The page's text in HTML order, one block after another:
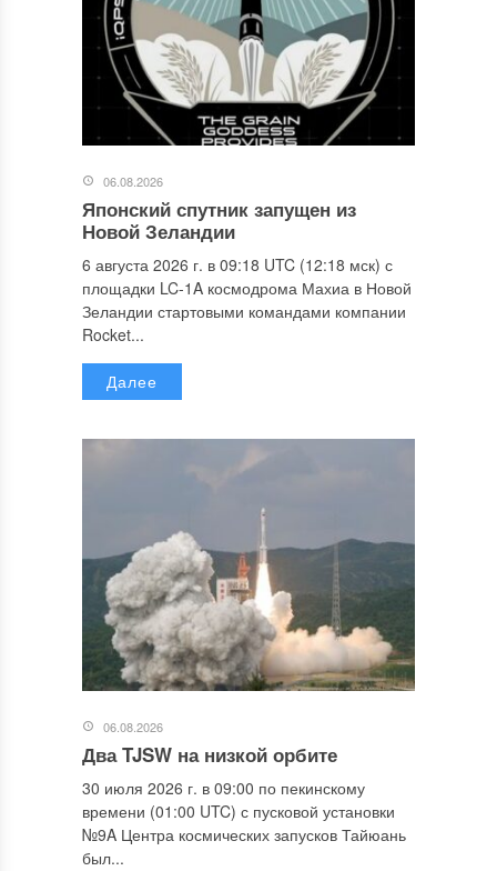
06.08.2026
Японский спутник запущен из
Новой Зеландии
6 августа 2026 г. в 09:18 UTC (12:18 мск) с
площадки LC-1A космодрома Махиа в Новой
Зеландии стартовыми командами компании
Rocket...
Далее
06.08.2026
Два TJSW на низкой орбите
30 июля 2026 г. в 09:00 по пекинскому
времени (01:00 UTC) с пусковой установки
№9A Центра космических запусков Тайюань
был...